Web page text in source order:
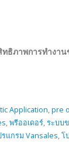
ทธิภาพการทำง
Application,pre
,พรีออเดอร์,ระบบ
แกรม Vansales,โ